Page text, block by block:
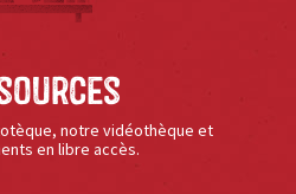
notre vidéothèque et
en libre accès.